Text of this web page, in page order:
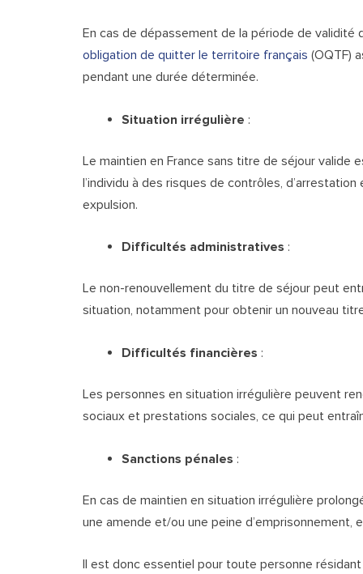
En cas de dépassement de la période de validité
obligation de quitter le territoire français (OQTF)
pendant une durée déterminée.
Situation irrégulière :
Le maintien en France sans titre de séjour valide
l’individu à des risques de contrôles,
expulsion.
Difficultés administratives :
Le non-renouvellement du titre de séjour peut
situation, notamment pour obtenir un nouveau
Difficultés financières :
Les personnes en situation irrégulière peuvent
sociaux et prestations sociales, ce qui peut
Sanctions pénales :
En cas de maintien en situation irrégulière
une amende et/ou une peine
Il est donc essentiel pour toute personne